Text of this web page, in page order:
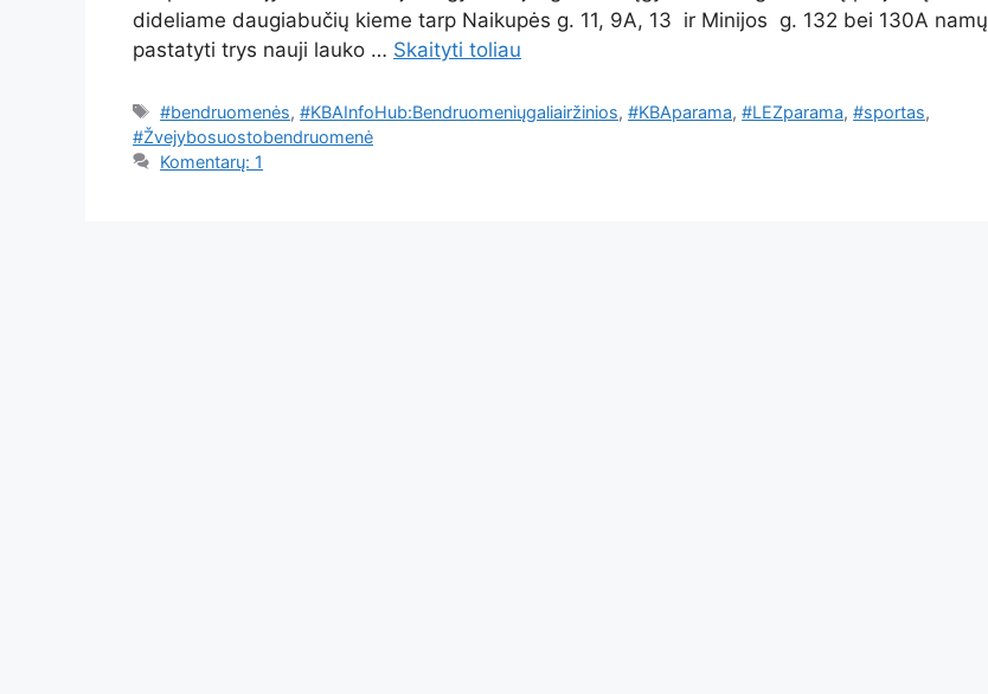
dideliame daugiabučių kieme tarp Naikupės g. 11, 9A, 13 ir Minijos g. 132 bei 130A namų
pastatyti trys nauji lauko … Skaityti toliau
Žymos
#bendruomenės,#KBAInfoHub:Bendruomeniųgaliairžinios,#KBAparama,#LEZparama,#sportas,
#Žvejybosuostobendruomenė
Komentarų: 1